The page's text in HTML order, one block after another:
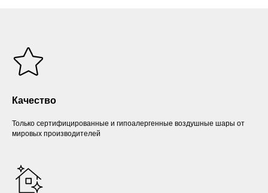
Качество
Только сертифицированные и гипоалергенные воздушные шары от
мировых производителей